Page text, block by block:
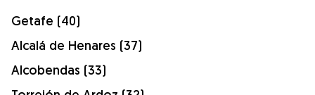
Getafe (40)
Alcalá de Henares (37)
Alcobendas (33)